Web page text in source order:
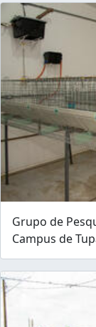
Grupo de
Campus de